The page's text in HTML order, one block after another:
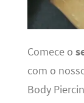
Comece o
com o
Body